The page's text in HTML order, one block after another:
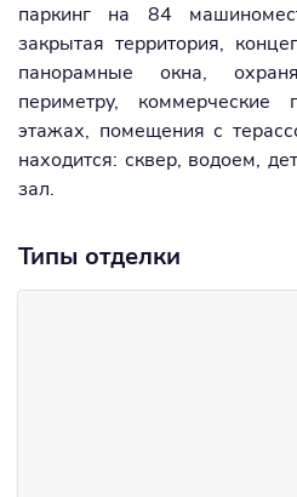
паркинг на 84
закрытая территория,
панорамные окна,
периметру,
этажах, помещения с
находится: сквер, водоем,
зал.
Типы отделки